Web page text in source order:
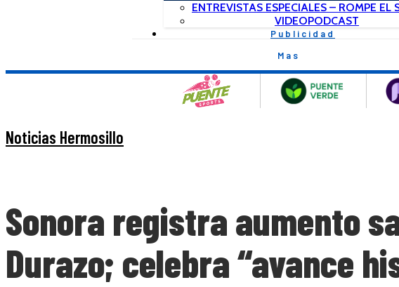
ENTREVISTAS ESPECIALES – ROMPE EL
VIDEOPODCAST
Publicidad
Mas
Noticias Hermosillo
Sonora registra aumento
Durazo; celebra “avance